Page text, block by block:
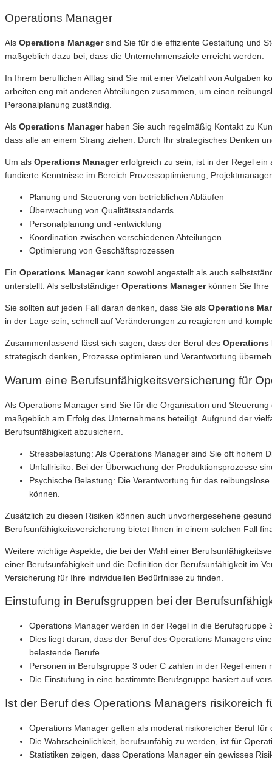
Operations Manager
Als Operations Managersind Sie für die effiziente Gestaltung und
maßgeblich dazu bei, dass die Unternehmensziele erreicht werden.
In Ihrem beruflichen Alltag sind Sie mit einer Vielzahl von Aufgaben
arbeiten eng mit anderen Abteilungen zusammen, um einen
Personalplanung zuständig.
Als Operations Managerhaben Sie auch regelmäßig Kontakt zu
dass alle an einem Strang ziehen. Durch Ihr strategisches Denken
Um als Operations Managererfolgreich zu sein, ist in der Regel ein
fundierte Kenntnisse im Bereich Prozessoptimierung,
Planung und Steuerung von betrieblichen Abläufen
Überwachung von Qualitätsstandards
Personalplanung und -entwicklung
Koordination zwischen verschiedenen Abteilungen
Optimierung von Geschäftsprozessen
Ein Operations Managerkann sowohl angestellt als auch
unterstellt. Als selbstständiger Operations Managerkönnen Sie Ihre
Sie sollten auf jeden Fall daran denken, dass Sie als Operations
in der Lage sein, schnell auf Veränderungen zu reagieren und
Zusammenfassend lässt sich sagen, dass der Beruf des Operations
strategisch denken, Prozesse optimieren und Verantwortung
Warum eine Berufsunfähigkeitsversicherung für
Als Operations Manager sind Sie für die Organisation und
maßgeblich am Erfolg des Unternehmens beteiligt. Aufgrund der
Berufsunfähigkeit abzusichern.
Stressbelastung: Als Operations Manager sind Sie oft hohem
Unfallrisiko: Bei der Überwachung der Produktionsprozesse
Psychische Belastung: Die Verantwortung für das
können.
Zusätzlich zu diesen Risiken können auch unvorhergesehene
Berufsunfähigkeitsversicherung bietet Ihnen in einem solchen Fall
Weitere wichtige Aspekte, die bei der Wahl einer
einer Berufsunfähigkeit und die Definition der Berufsunfähigkeit im
Versicherung für Ihre individuellen Bedürfnisse zu finden.
Einstufung in Berufsgruppen bei der
Operations Manager werden in der Regel in die Berufsgruppe
Dies liegt daran, dass der Beruf des Operations Managers
belastende Berufe.
Personen in Berufsgruppe 3 oder C zahlen in der Regel
Die Einstufung in eine bestimmte Berufsgruppe basiert auf
Ist der Beruf des Operations Managers risikoreich
Operations Manager gelten als moderat risikoreicher Beruf
Die Wahrscheinlichkeit, berufsunfähig zu werden, ist für
Statistiken zeigen, dass Operations Manager ein gewisses